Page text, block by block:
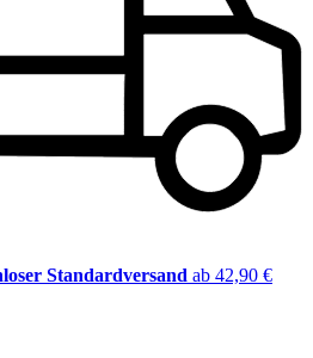
Standardversand ab 42,90 €